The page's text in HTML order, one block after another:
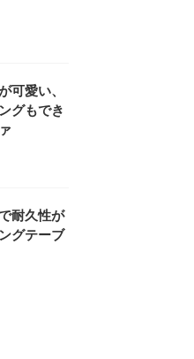
可愛い、
グもでき
耐久性が
グテーブ